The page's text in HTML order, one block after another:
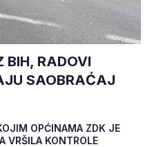
BIH, RADOVI
SAOBRAĆAJ
OPĆINAMA ZDK JE
VRŠILA KONTROLE